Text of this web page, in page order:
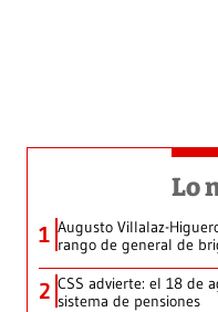
Lo
1 Augusto Villalaz-
rango de general de
2 CSS advierte: el 18 de
sistema de pensiones